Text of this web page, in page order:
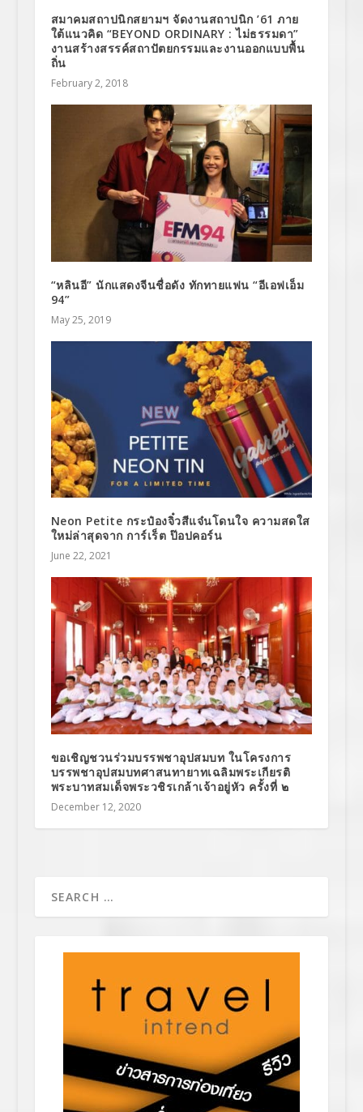
สมาคมสถาปนิกสยามฯ จัดงานสถาปนิก ’61 ภาย
ใต้แนวคิด “BEYOND ORDINARY : ไม่ธรรมดา”
งานสร้างสรรค์สถาปัตยกรรมและงานออกแบบพื้น
ถิ่น
February 2, 2018
“หลินอี” นักแสดงจีนชื่อดัง ทักทายแฟน “อีเอฟเอ็ม
94”
May 25, 2019
Neon Petite กระป๋องจิ๋วสีแจ๋นโดนใจ ความสดใส
ใหม่ล่าสุดจาก การ์เร็ต ป๊อปคอร์น
June 22, 2021
ขอเชิญชวนร่วมบรรพชาอุปสมบท ในโครงการ
บรรพชาอุปสมบทศาสนทายาทเฉลิมพระเกียรติ
พระบาทสมเด็จพระวชิรเกล้าเจ้าอยู่หัว ครั้งที่ ๒
December 12, 2020